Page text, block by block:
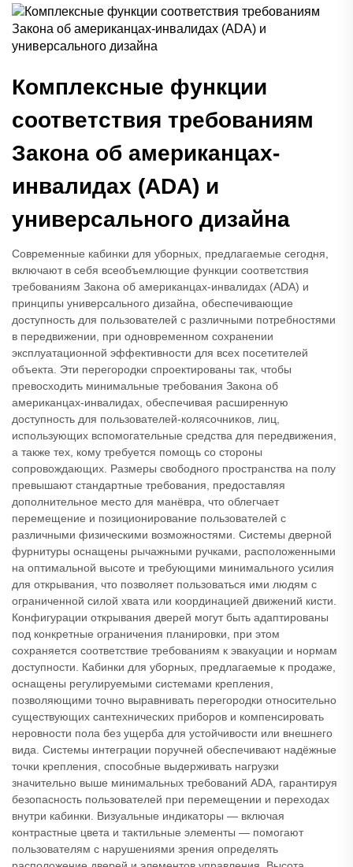
Комплексные функции
соответствия требованиям
Закона об американцах-
инвалидах (ADA) и
универсального дизайна
Современные кабинки для уборных, предлагаемые сегодня,
включают в себя всеобъемлющие функции соответствия
требованиям Закона об американцах-инвалидах (ADA) и
принципы универсального дизайна, обеспечивающие
доступность для пользователей с различными потребностями
в передвижении, при одновременном сохранении
эксплуатационной эффективности для всех посетителей
объекта. Эти перегородки спроектированы так, чтобы
превосходить минимальные требования Закона об
американцах-инвалидах, обеспечивая расширенную
доступность для пользователей-колясочников, лиц,
использующих вспомогательные средства для передвижения,
а также тех, кому требуется помощь со стороны
сопровождающих. Размеры свободного пространства на полу
превышают стандартные требования, предоставляя
дополнительное место для манёвра, что облегчает
перемещение и позиционирование пользователей с
различными физическими возможностями. Системы дверной
фурнитуры оснащены рычажными ручками, расположенными
на оптимальной высоте и требующими минимального усилия
для открывания, что позволяет пользоваться ими людям с
ограниченной силой хвата или координацией движений кисти.
Конфигурации открывания дверей могут быть адаптированы
под конкретные ограничения планировки, при этом
сохраняется соответствие требованиям к эвакуации и нормам
доступности. Кабинки для уборных, предлагаемые к продаже,
оснащены регулируемыми системами крепления,
позволяющими точно выравнивать перегородки относительно
существующих сантехнических приборов и компенсировать
неровности пола без ущерба для устойчивости или внешнего
вида. Системы интеграции поручней обеспечивают надёжные
точки крепления, способные выдерживать нагрузки
значительно выше минимальных требований ADA, гарантируя
безопасность пользователей при перемещении и переходах
внутри кабинки. Визуальные индикаторы — включая
контрастные цвета и тактильные элементы — помогают
пользователям с нарушениями зрения определять